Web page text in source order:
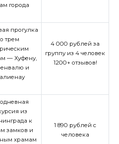
города
прогулка
трем
— Хуфену,
и
4 000 рублей за
группу из 4 человек
1200+ отзывов!
из
к
замков и
храмам
1 890 рублей с
человека